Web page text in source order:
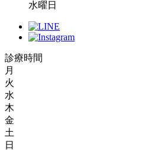
水曜日
診療時間
月
火
水
木
金
土
日